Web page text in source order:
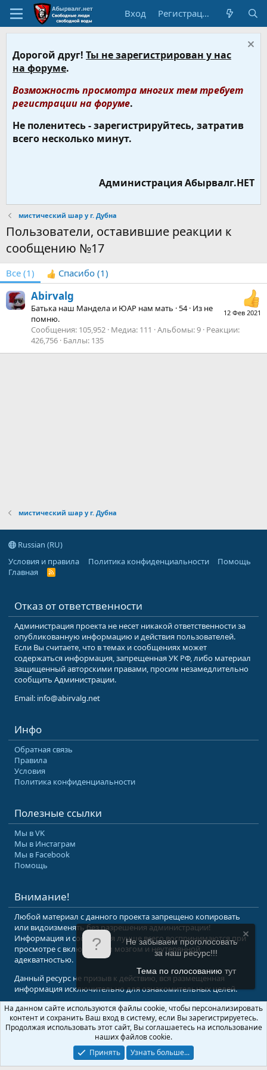
Вход Регистрация
Дорогой друг! Ты не зарегистрирован у нас
на форуме.
Возможность просмотра многих тем требует
регистрации на форуме.
Не поленитесь - зарегистрируйтесь, затратив
всего несколько минут.
Администрация Абырвалг.НЕТ
мистический шар у г. Дубна
Пользователи, оставившие реакции к
сообщению №17
Все (1) Спасибо (1)
12 Фев 2021
Abirvalg
Батька наш Мандела и ЮАР нам мать ·54· Из не
помню.
Сообщения 105,952 Медиа 111 Альбомы 9 Реакции
426,756 Баллы 135
мистический шар у г. Дубна
Russian (RU)
Условия и правила
Политика конфиденциальности
Помощь
Главная
R
Отказ от ответственности
Администрация проекта не несет никакой ответственности за
опубликованную информацию и действия пользователей.
Если Вы считаете, что в темах и сообщениях может
содержаться информация, запрещенная УК РФ, либо материал
защищенный авторскими правами, просим незамедлительно
сообщить Администрации.
Email: info@abirvalg.net
Инфо
Обратная связь
Правила
Условия
Политика конфиденциальности
Полезные ссылки
Мы в VK
Мы в Инстаграм
Мы в Facebook
Помощь
Внимание!
Любой материал с данного проекта запрещено копировать
или видоизменять без разрешения администрации!
Информация и сообщения лучше всего воспринимаются при
просмотре с включенным мозгом и неутерянной
адекватностью.
Данный ресурс не призыв к действию, вся размещенная
информация исключительно для ознакомительных целей.
© 2008-2026 Форум Абырвалг.нет - подводная охота, дайвинг, туризм
Перевод: XenForo.Info
Не забываем проголосовать
за наш ресурс!!!
Тема по голосованию тут
На данном сайте используются файлы cookie, чтобы персонализировать
контент и сохранить Ваш вход в систему, если Вы зарегистрируетесь.
Продолжая использовать этот сайт, Вы соглашаетесь на использование
наших файлов cookie.
Принять
Узнать больше...